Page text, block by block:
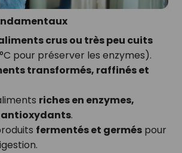
crus ou très peu cuits
pour préserver les enzymes).
transformés, raffinés et
riches en enzymes,
.
fermentés et germéspour